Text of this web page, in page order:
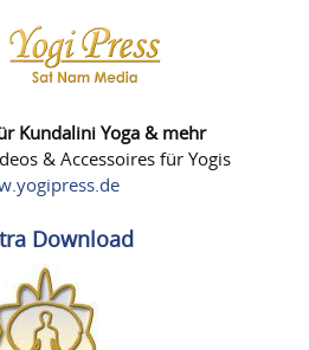
Kundalini Yoga & mehr
& Accessoires für Yogis
Download